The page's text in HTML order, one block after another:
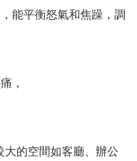
能平衡怒氣和焦躁，調
，
的空間如客廳、辦公